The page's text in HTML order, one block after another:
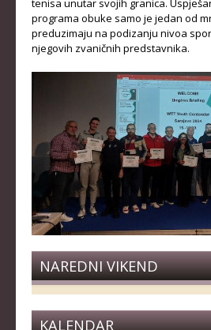
tenisa unutar svojih granica.
programa obuke samo je jedan od
preduzimaju na podizanju nivoa
njegovih zvaničnih predstavnika.
NAREDNI VIKEND
KALENDAR